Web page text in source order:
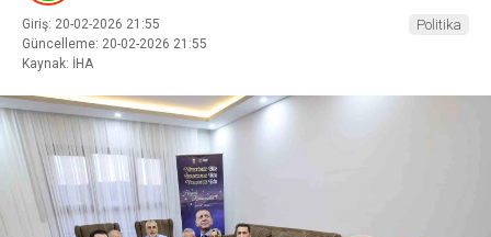
Giriş: 20-02-2026 21:55
Güncelleme: 20-02-2026 21:55
Kaynak: İHA
Politika